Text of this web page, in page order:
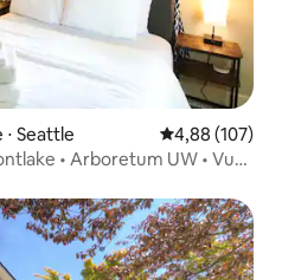
Seattle Évaluation
4,88 (107)
• Arboretum UW • Vue